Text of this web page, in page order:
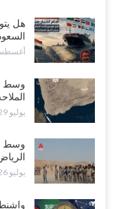
هل
أغسطس 1,
وسط
يوليو 29, 2026
وسط
يوليو 26, 2026